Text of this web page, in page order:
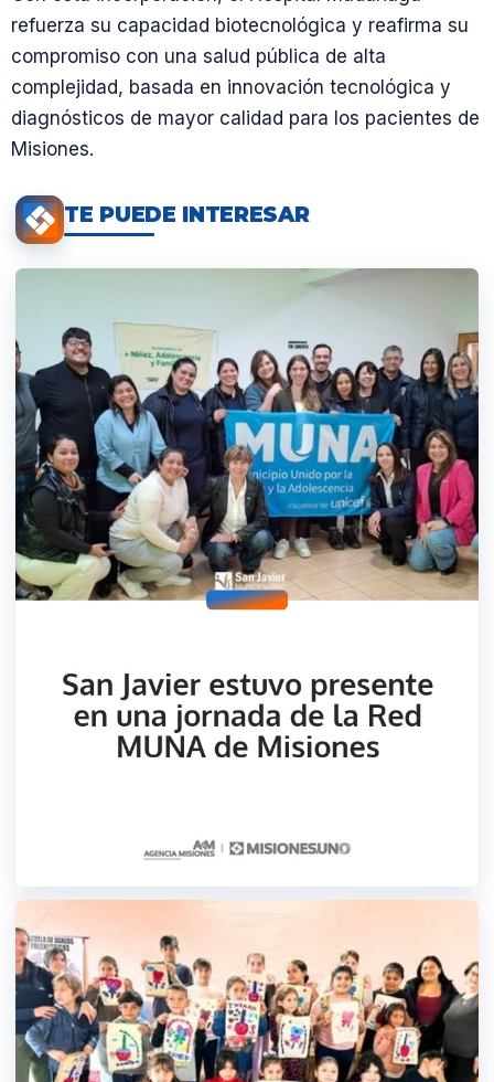
refuerza su capacidad biotecnológica y reafirma su
compromiso con una salud pública de alta
complejidad, basada en innovación tecnológica y
diagnósticos de mayor calidad para los pacientes de
Misiones.
TE PUEDE INTERESAR